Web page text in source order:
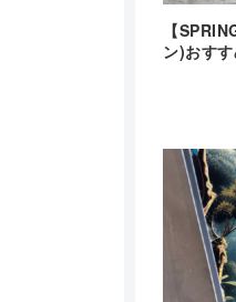
【
ン)おす